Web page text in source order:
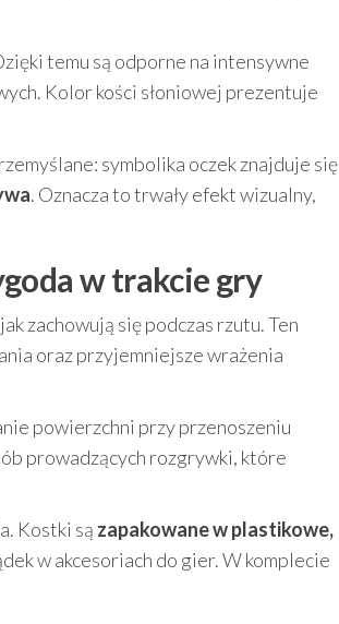
temu są odporne na intensywne
Kolor kości słoniowej prezentuje
symbolika oczek znajduje się
. Oznacza to trwały efekt wizualny,
w trakcie gry
zachowują się podczas rzutu. Ten
oraz przyjemniejsze wrażenia
powierzchni przy przenoszeniu
prowadzących rozgrywki, które
Kostki są zapakowane w plastikowe,
w akcesoriach do gier. W komplecie